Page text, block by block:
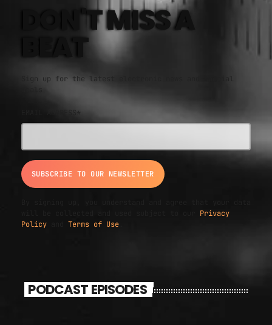
DON'T MISS A
BEAT
Sign up for the latest electronic news and special
EMAIL ADDRESS*
Privacy
Policy
Terms of Use
PODCAST EPISODES